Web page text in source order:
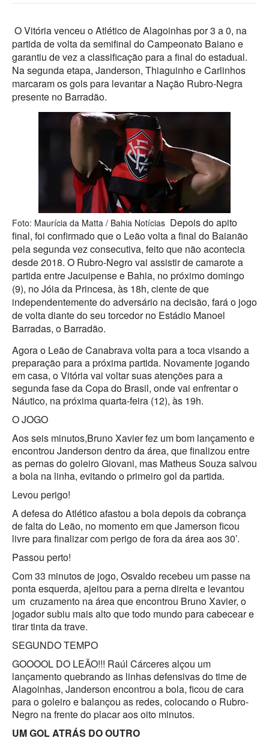
O Vitória venceu o Atlético de Alagoinhas por 3 a 0, na
partida de volta da semifinal do Campeonato Baiano e
garantiu de vez a classificação para a final do estadual.
Na segunda etapa, Janderson, Thiaguinho e Carlinhos
marcaram os gols para levantar a Nação Rubro-Negra
presente no Barradão.
Foto: Maurícia da Matta / Bahia Notícias Depois do apito
final, foi confirmado que o Leão volta a final do Baianão
pela segunda vez consecutiva, feito que não acontecia
desde 2018. O Rubro-Negro vai assistir de camarote a
partida entre Jacuipense e Bahia, no próximo domingo
(9), no Jóia da Princesa, às 18h, ciente de que
independentemente do adversário na decisão, fará o jogo
de volta diante do seu torcedor no Estádio Manoel
Barradas, o Barradão.
Agora o Leão de Canabrava volta para a toca visando a
preparação para a próxima partida. Novamente jogando
em casa, o Vitória vai voltar suas atenções para a
segunda fase da Copa do Brasil, onde vai enfrentar o
Náutico, na próxima quarta-feira (12), às 19h.
O JOGO
Aos seis minutos,Bruno Xavier fez um bom lançamento e
encontrou Janderson dentro da área, que finalizou entre
as pernas do goleiro Giovani, mas Matheus Souza salvou
a bola na linha, evitando o primeiro gol da partida.
Levou perigo!
A defesa do Atlético afastou a bola depois da cobrança
de falta do Leão, no momento em que Jamerson ficou
livre para finalizar com perigo de fora da área aos 30’.
Passou perto!
Com 33 minutos de jogo, Osvaldo recebeu um passe na
ponta esquerda, ajeitou para a perna direita e levantou
um cruzamento na área que encontrou Bruno Xavier, o
jogador subiu mais alto que todo mundo para cabecear e
tirar tinta da trave.
SEGUNDO TEMPO
GOOOOL DO LEÃO!!! Raúl Cárceres alçou um
lançamento quebrando as linhas defensivas do time de
Alagoinhas, Janderson encontrou a bola, ficou de cara
para o goleiro e balançou as redes, colocando o Rubro-
Negro na frente do placar aos oito minutos.
UM GOL ATRÁS DO OUTRO